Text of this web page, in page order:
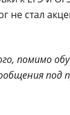
не стал
помимо
под